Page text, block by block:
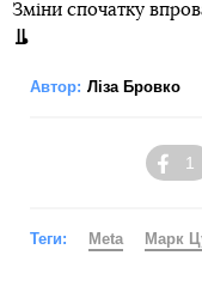
Зміни спочатку
Автор: Ліза Бровко
1
Теги: Meta Марк